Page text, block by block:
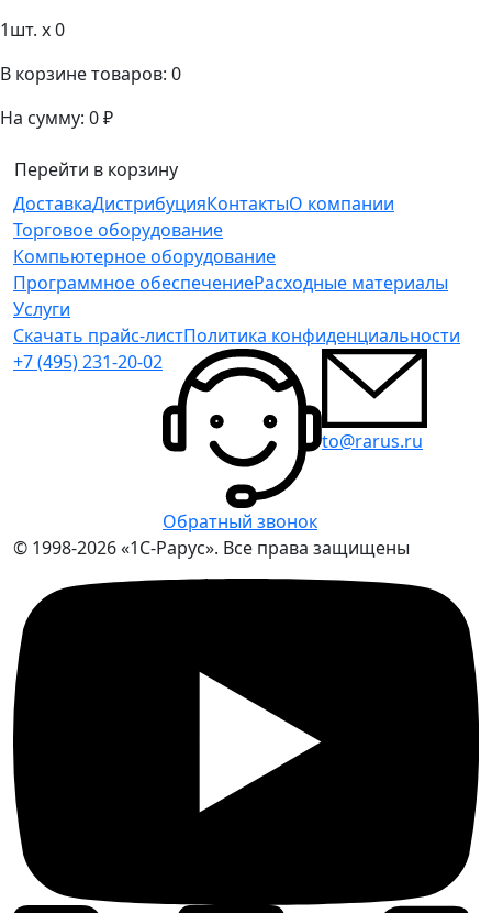
1шт. x0
В корзине товаров: 0
На сумму: 0 ₽
Перейти в корзину
ДоставкаДистрибуцияКонтактыО компании
Торговое оборудование
Компьютерное оборудование
Программное обеспечениеРасходные материалы
Услуги
Скачать прайс-листПолитика конфиденциальности
+7 (495) 231-20-02
Обратный звонок
to@rarus.ru
© 1998-2026 «1С-Рарус». Все права защищены